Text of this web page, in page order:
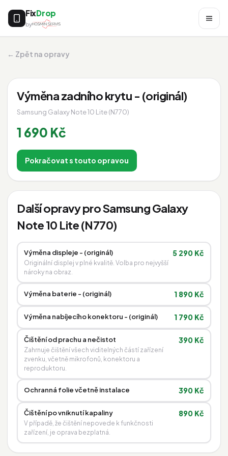
FixDrop
by
← Zpět na opravy
Výměna zadního krytu - (originál)
Samsung Galaxy Note 10 Lite (N770)
1 690 Kč
Pokračovat s touto opravou
Další opravy pro Samsung Galaxy
Note 10 Lite (N770)
Výměna displeje - (originál)
Originální displej v plné kvalitě. Volba pro nejvyšší
nároky na obraz.
5 290 Kč
Výměna baterie - (originál) 1 890 Kč
Výměna nabíjecího konektoru - (originál) 1 790 Kč
Čištění od prachu a nečistot
Zahrnuje čištění všech viditelných částí zařízení
zvenku, včetně mikrofonů, konektoru a
reproduktoru.
390 Kč
Ochranná folie včetně instalace 390 Kč
Čištění po vniknutí kapaliny
V případě, že čištění nepovede k funkčnosti
zařízení, je oprava bezplatná.
890 Kč